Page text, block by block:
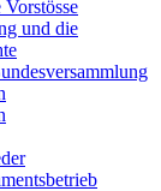
Vorstösse
und die